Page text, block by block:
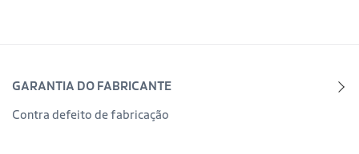
GARANTIA DO FABRICANTE
Contra defeito de fabricação